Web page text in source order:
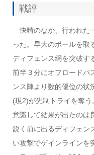
戦評
快晴のなか、行われた
った。早大のボールを取
ディフェンス網を突破す
前半３分にオフロードパ
ンス陣より数的優位の状
(現2)が先制トライを奪
意識して結果が出たのは
鋭く前に出るディフェン
い攻撃でゲインラインを